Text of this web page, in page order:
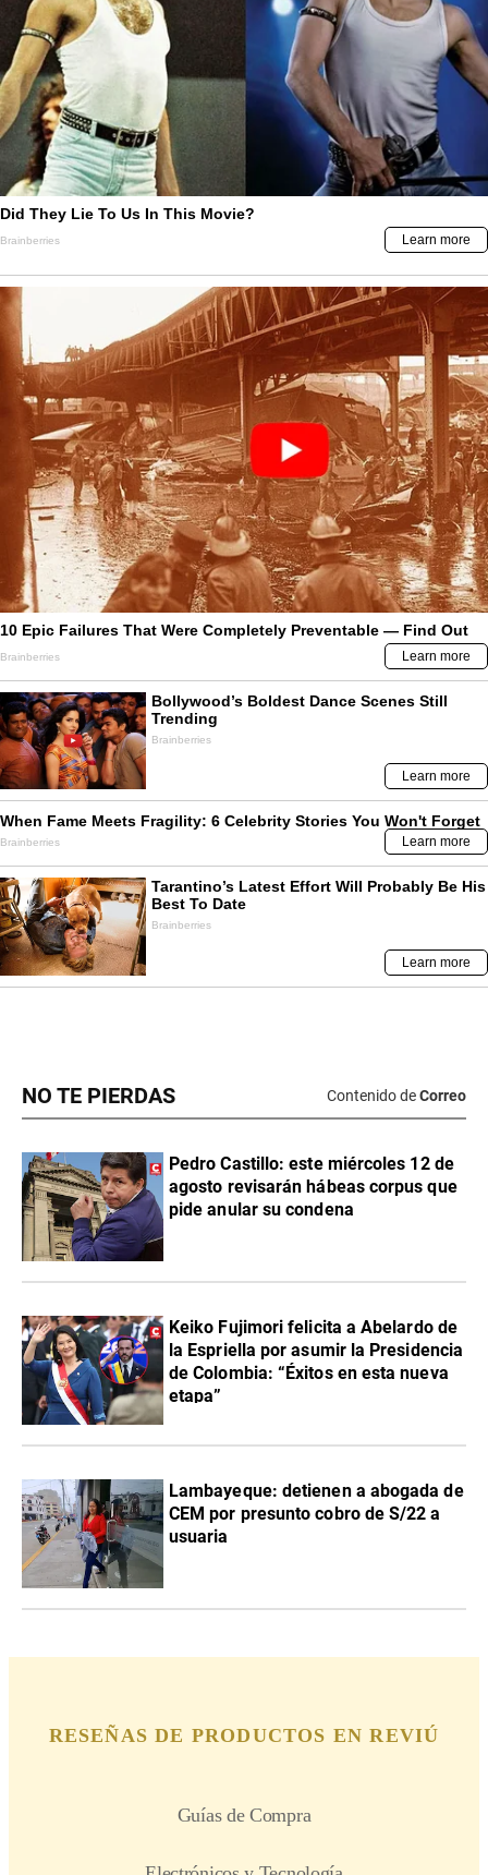
NO TE PIERDAS Contenido deCorreo
Pedro Castillo: este miércoles 12 de
agosto revisarán hábeas corpus que
pide anular su condena
Keiko Fujimori felicita a Abelardo de
la Espriella por asumir la Presidencia
de Colombia: “Éxitos en esta nueva
etapa”
Lambayeque: detienen a abogada de
CEM por presunto cobro de S/22 a
usuaria